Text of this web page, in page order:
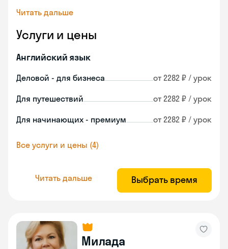
Читать дальше
Услуги и цены
Английский язык
Деловой - для бизнеса от 2282 ₽ / урок
Для путешествий от 2282 ₽ / урок
Для начинающих - премиум от 2282 ₽ / урок
Все услуги и цены (4)
Читать дальше Выбрать время
Милада